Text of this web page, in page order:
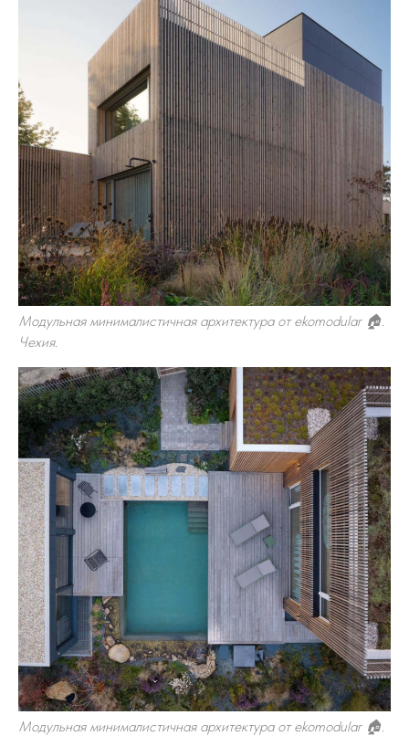
Модульная минималистичная архитектура от ekomodular 🏠.
Чехия.
Модульная минималистичная архитектура от ekomodular 🏠.